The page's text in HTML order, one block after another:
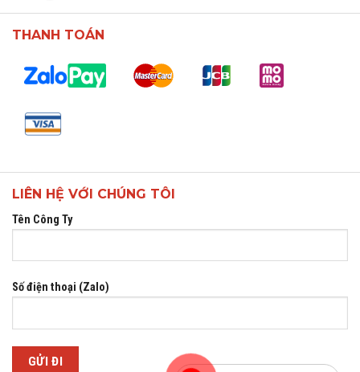
THANH TOÁN
LIÊN HỆ VỚI CHÚNG TÔI
Tên Công Ty
Số điện thoại (Zalo)